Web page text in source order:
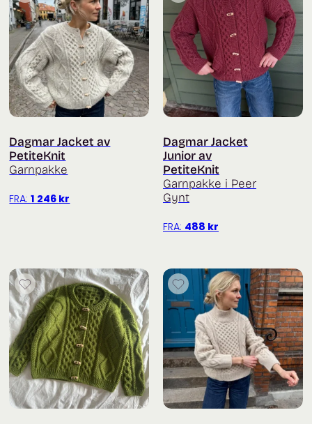
Dagmar Jacket av
PetiteKnit
Garnpakke
FRA:1 246 kr
Dagmar Jacket
Junior av
PetiteKnit
Garnpakke i Peer
Gynt
FRA: 488 kr